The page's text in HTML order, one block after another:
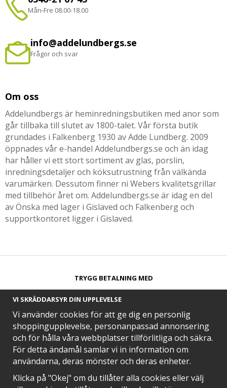
Mån-Fre 08.00-18.00
info@addelundbergs.se
Frågor och svar
Om oss
Addelundbergs är heminredningsbutiken med anor som
går tillbaka till slutet av 1800-talet. Vår första butik
grundades i Falkenberg 1930 av Adde Lundberg. 2009
öppnades vår e-handel Addelundbergs.se och än idag
har håller vi ett stort sortiment av glas, porslin,
inredningsdetaljer och köksutrustning från välkända
varumärken. Dessutom finner ni Webers kvalitetsgrillar
med tillbehör året om. Addelundbergs.se är idag en del
av Önska med lager i Gislaved och Falkenberg och
supportkontoret ligger i Gislaved.
TRYGG BETALNING MED​
SNABB LEVERANS MED
VI SKRÄDDARSYR DIN UPPLEVELSE
Vi använder cookies för att ge dig en personlig
shoppingupplevelse, personanpassad annonsering
och för hålla våra webbplatser tillförlitliga och säkra.
För detta ändamål samlar vi in information om
användarna, deras mönster och deras enheter.
Klicka på "Okej" om du tillåter alla cookies eller välj